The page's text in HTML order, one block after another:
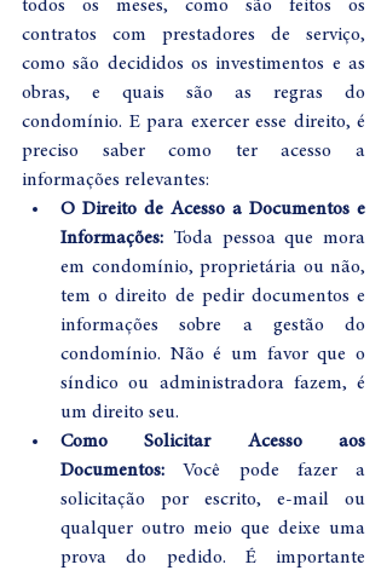
todos os meses, como são feitos os
contratos com prestadores de serviço,
como são decididos os investimentos e as
obras, e quais são as regras do
condomínio. E para exercer esse direito, é
preciso saber como ter acesso a
informações relevantes:
O Direito de Acesso a Documentos e
Informações: Toda pessoa que mora
em condomínio, proprietária ou não,
tem o direito de pedir documentos e
informações sobre a gestão do
condomínio. Não é um favor que o
síndico ou administradora fazem, é
um direito seu.
Como Solicitar Acesso aos
Documentos: Você pode fazer a
solicitação por escrito, e-mail ou
qualquer outro meio que deixe uma
prova do pedido. É importante